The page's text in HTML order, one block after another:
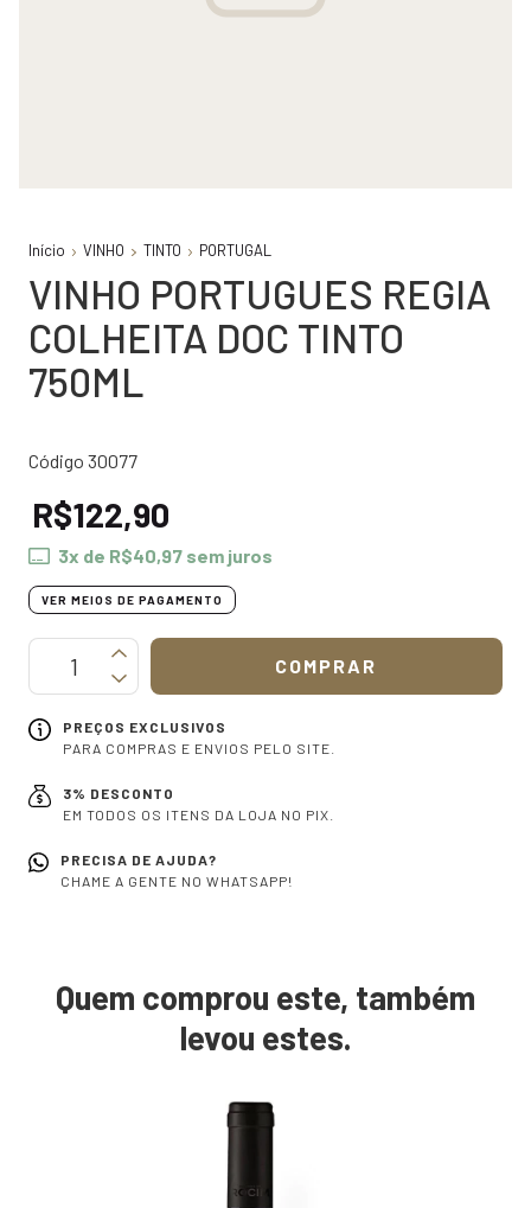
Início VINHO TINTO PORTUGAL
VINHO PORTUGUES REGIA
COLHEITA DOC TINTO
750ML
Código 30077
R$122,90
3x de R$40,97 sem juros
VER MEIOS DE PAGAMENTO
PREÇOS EXCLUSIVOS
PARA COMPRAS E ENVIOS PELO SITE.
3% DESCONTO
EM TODOS OS ITENS DA LOJA NO PIX.
PRECISA DE AJUDA?
CHAME A GENTE NO WHATSAPP!
Quem comprou este, também
levou estes.